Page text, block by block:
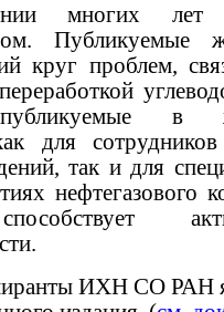
многих лет
Публикуемые
круг проблем,
в
для
так и для
нефтегазового
ИХН СО РАН